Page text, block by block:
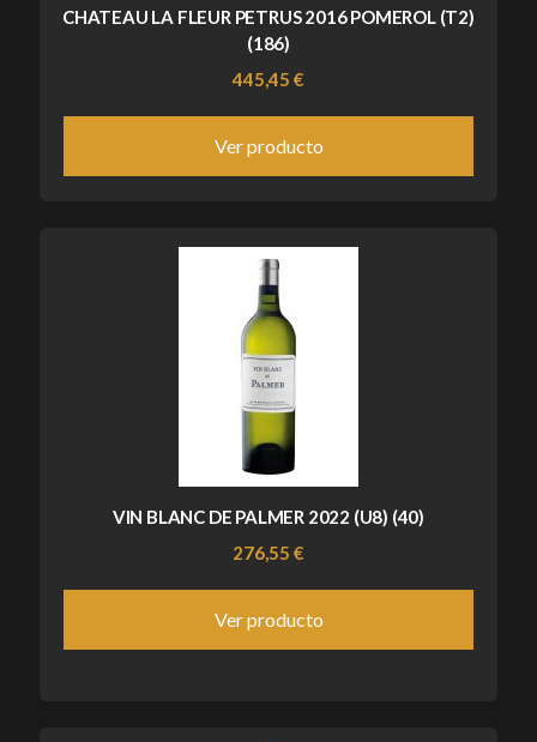
CHATEAU LA FLEUR PETRUS 2016 POMEROL (T2)
(186)
445,45 €
Ver producto
VIN BLANC DE PALMER 2022 (U8) (40)
276,55 €
Ver producto